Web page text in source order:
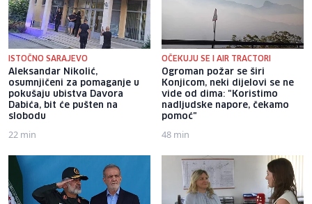
ISTOČNO SARAJEVO
Aleksandar Nikolić,
osumnjičeni za pomaganje u
pokušaju ubistva Davora
Dabića, bit će pušten na
slobodu
22 min
OČEKUJU SE I AIR TRACTORI
Ogroman požar se širi
Konjicom, neki dijelovi se ne
vide od dima: "Koristimo
nadljudske napore, čekamo
pomoć"
48 min